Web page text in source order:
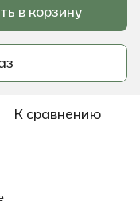
в корзину
К сравнению